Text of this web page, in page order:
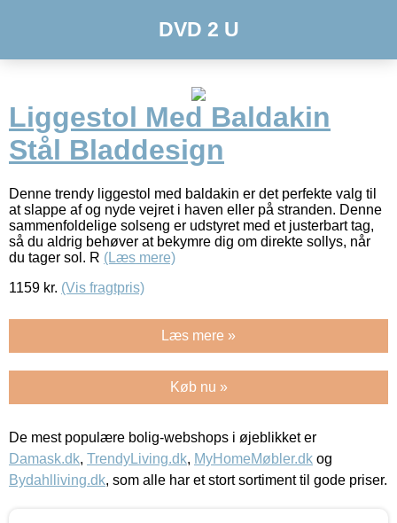
DVD 2 U
Liggestol Med Baldakin
Stål Bladdesign
Denne trendy liggestol med baldakin er det perfekte valg til
at slappe af og nyde vejret i haven eller på stranden. Denne
sammenfoldelige solseng er udstyret med et justerbart tag,
så du aldrig behøver at bekymre dig om direkte sollys, når
du tager sol. R (Læs mere)
1159 kr. (Vis fragtpris)
Læs mere »
Køb nu »
De mest populære bolig-webshops i øjeblikket er
Damask.dk, TrendyLiving.dk, MyHomeMøbler.dk og
Bydahlliving.dk, som alle har et stort sortiment til gode priser.